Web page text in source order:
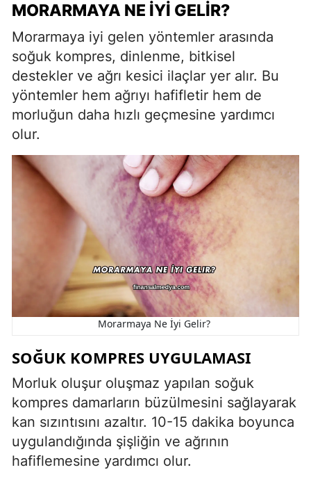
MORARMAYA NE İYI GELIR?
Morarmaya iyi gelen yöntemler arasında
soğuk kompres, dinlenme, bitkisel
destekler ve ağrı kesici ilaçlar yer alır. Bu
yöntemler hem ağrıyı hafifletir hem de
morluğun daha hızlı geçmesine yardımcı
olur.
Morarmaya Ne İyi Gelir?
SOĞUK KOMPRES UYGULAMASI
Morluk oluşur oluşmaz yapılan soğuk
kompres damarların büzülmesini sağlayarak
kan sızıntısını azaltır. 10-15 dakika boyunca
uygulandığında şişliğin ve ağrının
hafiflemesine yardımcı olur.